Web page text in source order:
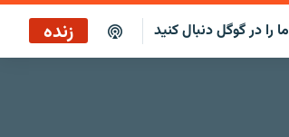
ما را در گوگل دنبال کنید زنده